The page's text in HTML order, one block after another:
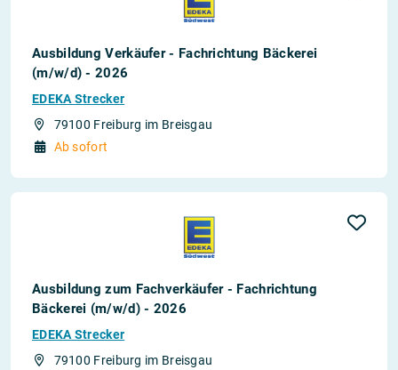
Ausbildung Verkäufer - Fachrichtung Bäckerei
(m/w/d) - 2026
EDEKA Strecker
79100 Freiburg im Breisgau
Ab sofort
Ausbildung zum Fachverkäufer - Fachrichtung
Bäckerei (m/w/d) - 2026
EDEKA Strecker
79100 Freiburg im Breisgau